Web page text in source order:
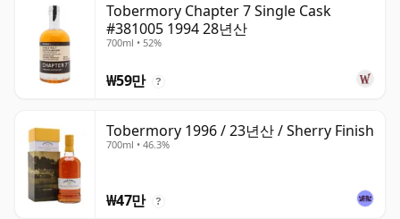
Tobermory Chapter 7 Single Cask
#381005 1994 28년산
700ml • 52%
₩59만 ?
Tobermory 1996 / 23년산 / Sherry Finish
700ml • 46.3%
₩47만 ?